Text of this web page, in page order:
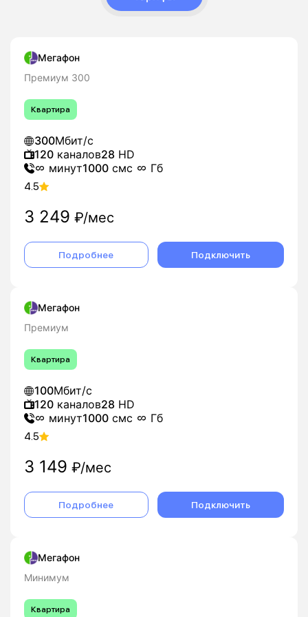
Назначить удобное время визита монтажника -
Во многих случаях подключение занимает 1-3 дня,
после чего вы подписываете договор и сразу
необходимости, ТВ. Оставьте заявку на
подключение домашнего интернета МегаФон в
оптимальный тариф под ваши задачи и организуем
подключение «под ключ».
Мегафон
Премиум 300
Квартира
300Мбит/с
120 каналов28 HD
минут1000 смс Гб
4.5
3 249 ₽/мес
Подробнее Подключить
Мегафон
Премиум
Квартира
100Мбит/с
120 каналов28 HD
минут1000 смс Гб
4.5
3 149 ₽/мес
Подробнее Подключить
Мегафон
Минимум
Квартира